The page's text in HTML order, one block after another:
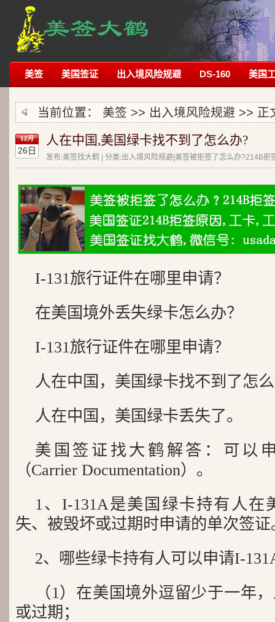
美签 美国签证 出入境风险规避 DS-160 美国
当前位置： 美签 >> 出入境风险规避 >> 正
12月
26日
人在中国,美国绿卡找不到了怎么办?
发布:美签找大鹤 | 分类:出入境风险规避|美签被拒签了怎么办?214B拒
I-131旅行证件在哪里申请？
在美国境外丢失绿卡怎么办？
I-131旅行证件在哪里申请？
人在中国，美国绿卡找不到了怎
人在中国，美国绿卡丢失了。
美国签证找大鹤解答：可以
（Carrier Documentation）。
1、I-131A是美国绿卡持有人在
失、被毁坏或过期时申请的单次签证
2、哪些绿卡持有人可以申请I-
（1）在美国境外逗留少于一年
或过期；